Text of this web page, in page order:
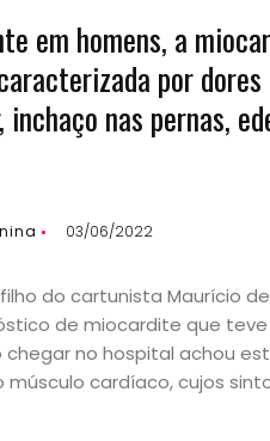
em homens, a
por
nas pernas,
03/06/2022
do cartunista Maurício
de miocardite que
chegar no hospital achou
músculo cardíaco, cujos